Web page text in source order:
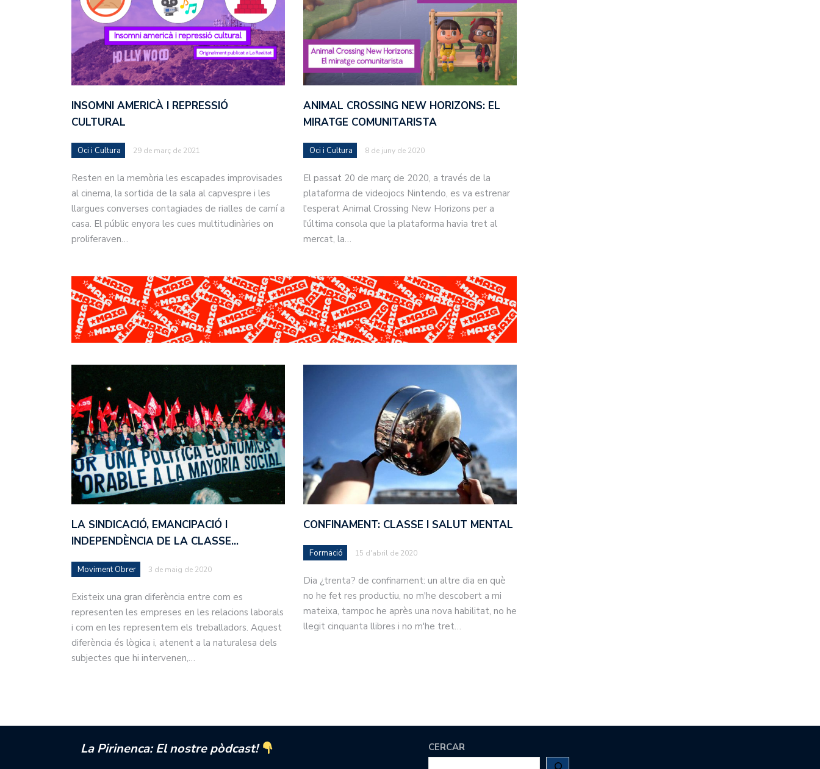
INSOMNI AMERICÀ I REPRESSIÓ
CULTURAL
Oci i Cultura 29 de març de 2021
Resten en la memòria les escapades improvisades
al cinema, la sortida de la sala al capvespre i les
llargues converses contagiades de rialles de camí a
casa. El públic enyora les cues multitudinàries on
proliferaven…
ANIMAL CROSSING NEW HORIZONS: EL
MIRATGE COMUNITARISTA
Oci i Cultura 8 de juny de 2020
El passat 20 de març de 2020, a través de la
plataforma de videojocs Nintendo, es va estrenar
l'esperat Animal Crossing New Horizons per a
l'última consola que la plataforma havia tret al
mercat, la…
LA SINDICACIÓ, EMANCIPACIÓ I
INDEPENDÈNCIA DE LA CLASSE…
Moviment Obrer 3 de maig de 2020
Existeix una gran diferència entre com es
representen les empreses en les relacions laborals
i com en les representem els treballadors. Aquest
diferència és lògica i, atenent a la naturalesa dels
subjectes que hi intervenen,…
CONFINAMENT: CLASSE I SALUT MENTAL
Formació 15 d'abril de 2020
Dia ¿trenta? de confinament: un altre dia en què
no he fet res productiu, no m'he descobert a mi
mateixa, tampoc he après una nova habilitat, no he
llegit cinquanta llibres i no m'he tret…
La Pirinenca: El nostre pòdcast! CERCAR